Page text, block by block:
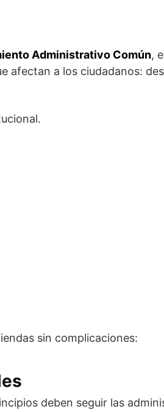
Administrativo Común,
afectan a los ciudadanos:
sin complicaciones:
deben seguir las